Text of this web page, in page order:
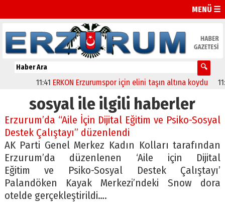
MENÜ ☰
ERKON Erzurumspor için elini taşın altına koydu 11:20
sosyal ile ilgili haberler
Erzurum’da “Aile İçin Dijital Eğitim ve Psiko-Sosyal
Destek Çalıştayı” düzenlendi
AK Parti Genel Merkez Kadın Kolları tarafından
Erzurum’da düzenlenen ‘Aile için Dijital
Eğitim ve Psiko-Sosyal Destek Çalıştayı’
Palandöken Kayak Merkezi’ndeki Snow dora
otelde gerçekleştirildi….